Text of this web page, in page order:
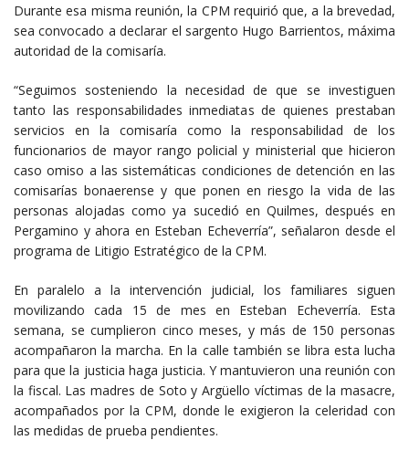
Durante esa misma reunión, la CPM requirió que, a la brevedad,
sea convocado a declarar el sargento Hugo Barrientos, máxima
autoridad de la comisaría.
“Seguimos sosteniendo la necesidad de que se investiguen
tanto las responsabilidades inmediatas de quienes prestaban
servicios en la comisaría como la responsabilidad de los
funcionarios de mayor rango policial y ministerial que hicieron
caso omiso a las sistemáticas condiciones de detención en las
comisarías bonaerense y que ponen en riesgo la vida de las
personas alojadas como ya sucedió en Quilmes, después en
Pergamino y ahora en Esteban Echeverría”, señalaron desde el
programa de Litigio Estratégico de la CPM.
En paralelo a la intervención judicial, los familiares siguen
movilizando cada 15 de mes en Esteban Echeverría. Esta
semana, se cumplieron cinco meses, y más de 150 personas
acompañaron la marcha. En la calle también se libra esta lucha
para que la justicia haga justicia. Y mantuvieron una reunión con
la fiscal. Las madres de Soto y Argüello víctimas de la masacre,
acompañados por la CPM, donde le exigieron la celeridad con
las medidas de prueba pendientes.